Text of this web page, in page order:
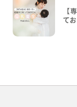
【
て